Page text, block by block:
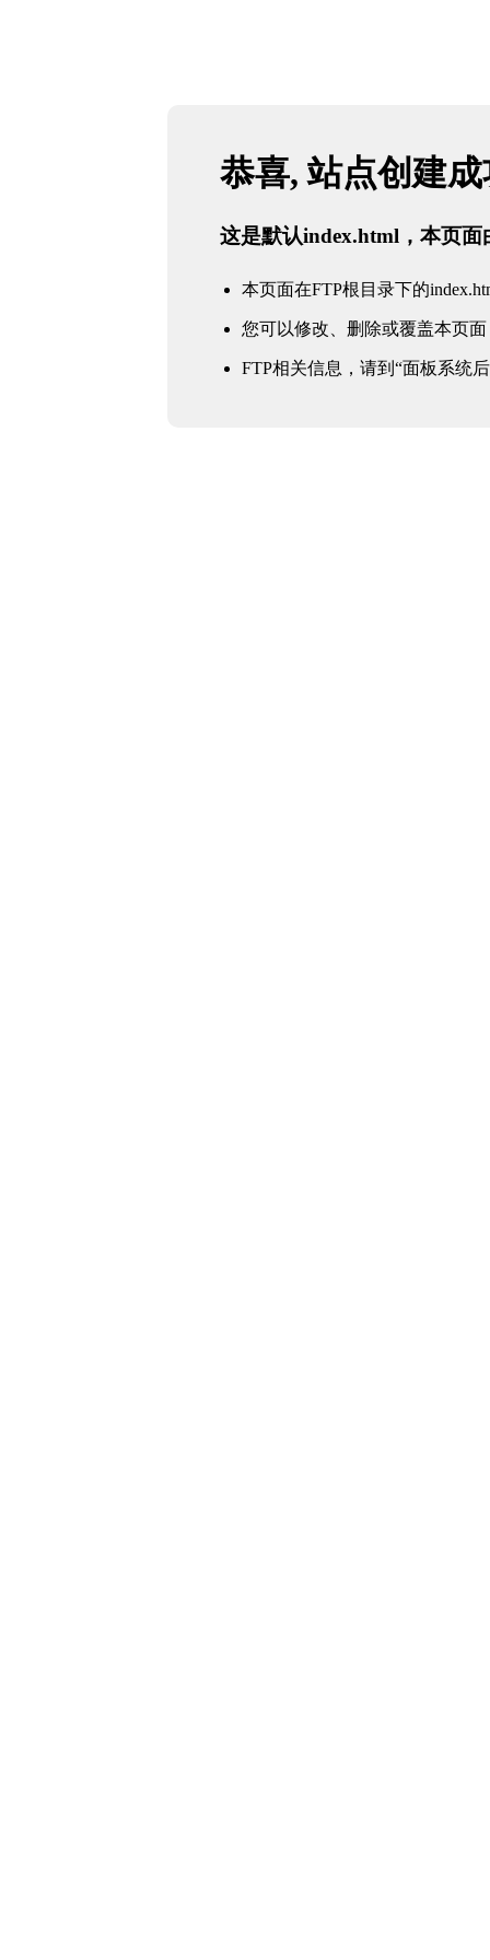
恭喜, 站点创建
这是默认index.html，本页面
本页面在FTP根目录下的
您可以修改、删除或覆盖本页面
FTP相关信息，请到“面板系统